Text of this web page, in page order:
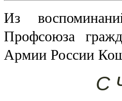
Из
Профсоюза
Армии России
С